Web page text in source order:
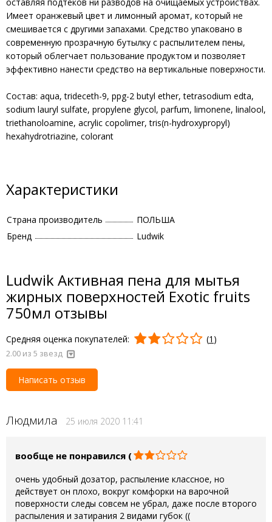
Имеет оранжевый цвет и лимонный аромат, который не
смешивается с другими запахами. Средство упаковано в
современную прозрачную бутылку с распылителем пены,
который облегчает пользование продуктом и позволяет
эффективно нанести средство на вертикальные поверхности.
Состав: aqua, trideceth-9, ppg-2 butyl ether, tetrasodium edta,
sodium lauryl sulfate, propylene glycol, parfum, limonene, linalool,
triethanoloamine, acrylic copolimer, tris(n-hydroxypropyl)
hexahydrotriazine, colorant
Характеристики
Страна производитель
ПОЛЬША
Бренд
Ludwik
Ludwik Активная пена для мытья
жирных поверхностей Exotic fruits
750мл отзывы
Средняя оценка покупателей: (1 )
2.00 из 5 звезд
Написать отзыв
Людмила 25 июля 2020 11:41
вообще не понравился (
очень удобный дозатор, распыление классное, но
действует он плохо, вокруг комфорки на варочной
поверхности следы совсем не убрал, даже после второго
распыления и затирания 2 видами губок ((